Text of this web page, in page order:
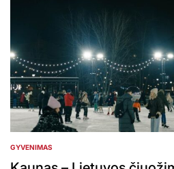
POSTED
IN
GYVENIMAS